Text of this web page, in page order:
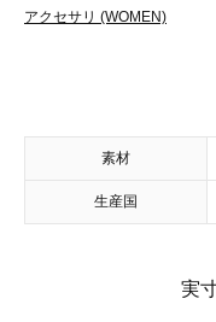
アクセサリ (WOMEN)
素材
生産国
実